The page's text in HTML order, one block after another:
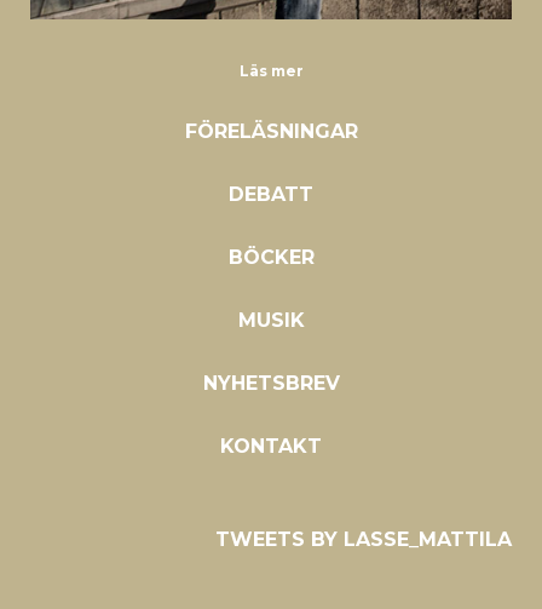
Läs mer
FÖRELÄSNINGAR
DEBATT
BÖCKER
MUSIK
NYHETSBREV
KONTAKT
TWEETS BY LASSE_MATTILA